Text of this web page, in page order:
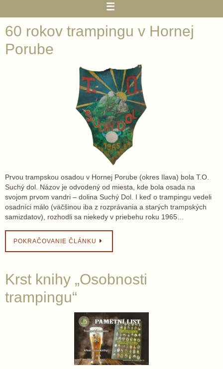
60 rokov trampingu v Hornej
Porube
Prvou trampskou osadou v Hornej Porube (okres Ilava) bola T.O.
Suchý dol. Názov je odvodený od miesta, kde bola osada na
svojom prvom vandri – dolina Suchý Dol. I keď o trampingu vedeli
osadníci málo (väčšinou iba z rozprávania a starých trampských
samizdatov), rozhodli sa niekedy v priebehu roku 1965…
POKRAČOVANIE ČLÁNKU
Krst knihy „Osobnosti
trampingu“